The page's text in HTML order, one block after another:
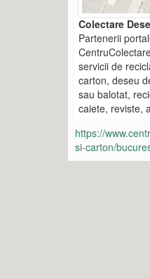
Colectare
Partenerii
servicii de
carton, deseu
sau balotat,
caiete, reviste,
https://
si-carton/